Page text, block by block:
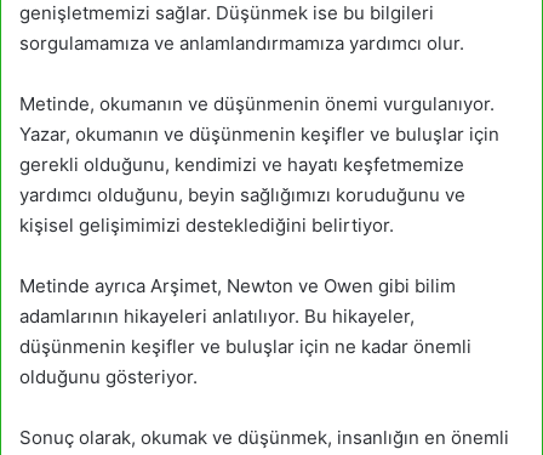
genişletmemizi sağlar. Düşünmek ise bu bilgileri
sorgulamamıza ve anlamlandırmamıza yardımcı olur.
Metinde, okumanın ve düşünmenin önemi vurgulanıyor.
Yazar, okumanın ve düşünmenin keşifler ve buluşlar için
gerekli olduğunu, kendimizi ve hayatı keşfetmemize
yardımcı olduğunu, beyin sağlığımızı koruduğunu ve
kişisel gelişimimizi desteklediğini belirtiyor.
Metinde ayrıca Arşimet, Newton ve Owen gibi bilim
adamlarının hikayeleri anlatılıyor. Bu hikayeler,
düşünmenin keşifler ve buluşlar için ne kadar önemli
olduğunu gösteriyor.
Sonuç olarak, okumak ve düşünmek, insanlığın en önemli